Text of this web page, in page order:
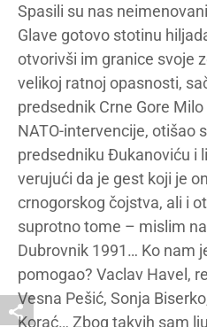
Spasili su nas
Glave gotovo stotinu
otvorivši im granice svoje
velikoj ratnoj opasnosti,
predsednik Crne Gore
NATO-intervencije, otišao
predsedniku Đukanoviću i
verujući da je gest koji je
crnogorskog čojstva, ali i
suprotno tome – mislim
Dubrovnik 1991… Ko nam
pomogao? Vaclav Havel,
Vesna Pešić, Sonja
Korać… Zbog takvih sam